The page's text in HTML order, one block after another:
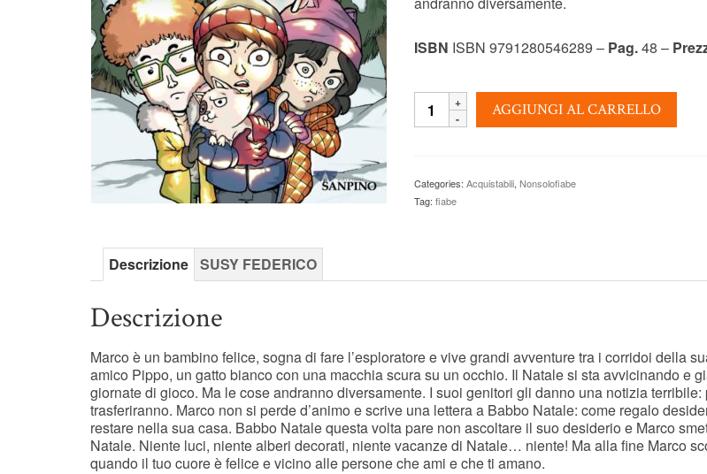
ISBN ISBN 9791280546289 – Pag.48 –
IL
NATALE
Federico
quantity
AGGIUNGI AL CARRELLO
Categories: Acquistabili, Nonsolofiabe
Tag: fiabe
Descrizione SUSY FEDERICO
Descrizione
Marco è un bambino felice, sogna di fare l’esploratore e vive grandi avventure tra i corridoi della
amico Pippo, un gatto bianco con una macchia scura su un occhio. Il Natale si sta avvicinando e
giornate di gioco. Ma le cose andranno diversamente. I suoi genitori gli danno una notizia terribile:
trasferiranno. Marco non si perde d’animo e scrive una lettera a Babbo Natale: come regalo
restare nella sua casa. Babbo Natale questa volta pare non ascoltare il suo desiderio e Marco
Natale. Niente luci, niente alberi decorati, niente vacanze di Natale… niente! Ma alla fine Marco
quando il tuo cuore è felice e vicino alle persone che ami e che ti amano.